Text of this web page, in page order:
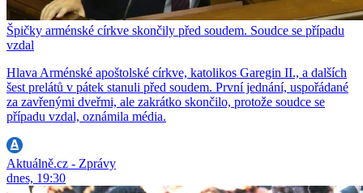
Špičky arménské církve skončily před soudem. Soudce se případu
vzdal
Hlava Arménské apoštolské církve, katolikos Garegin II., a dalších
šest prelátů v pátek stanuli před soudem. První jednání, uspořádané
za zavřenými dveřmi, ale zakrátko skončilo, protože soudce se
případu vzdal, oznámila média.
Aktuálně.cz - Zprávy
dnes, 19:30